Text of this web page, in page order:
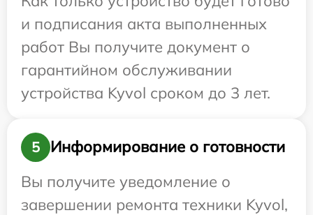
и подписания акта выполненных
работ Вы получите документ о
гарантийном обслуживании
устройства Kyvol сроком до 3 лет.
5
Информирование о готовности
Вы получите уведомление о
завершении ремонта техники Kyvol,